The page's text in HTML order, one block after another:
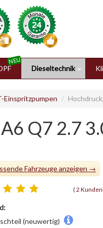
Dieseltechnik
Einspritzpumpen
Q7 2.7
Fahrzeuge
(2
(neuwertig)